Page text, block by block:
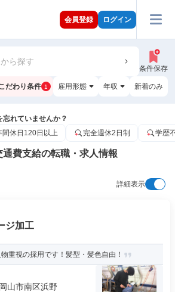
会員登録 ログイン
ら探す
条件保存
だわり条件 1 雇用形態 年収 新着のみ
れていませんか？
間休日120日以上 完全週休2日制 学歴
費支給の転職・求人情報
詳細表示
ジ加工
重視の採用です！髪型・髪色自由！
山市南区浜野